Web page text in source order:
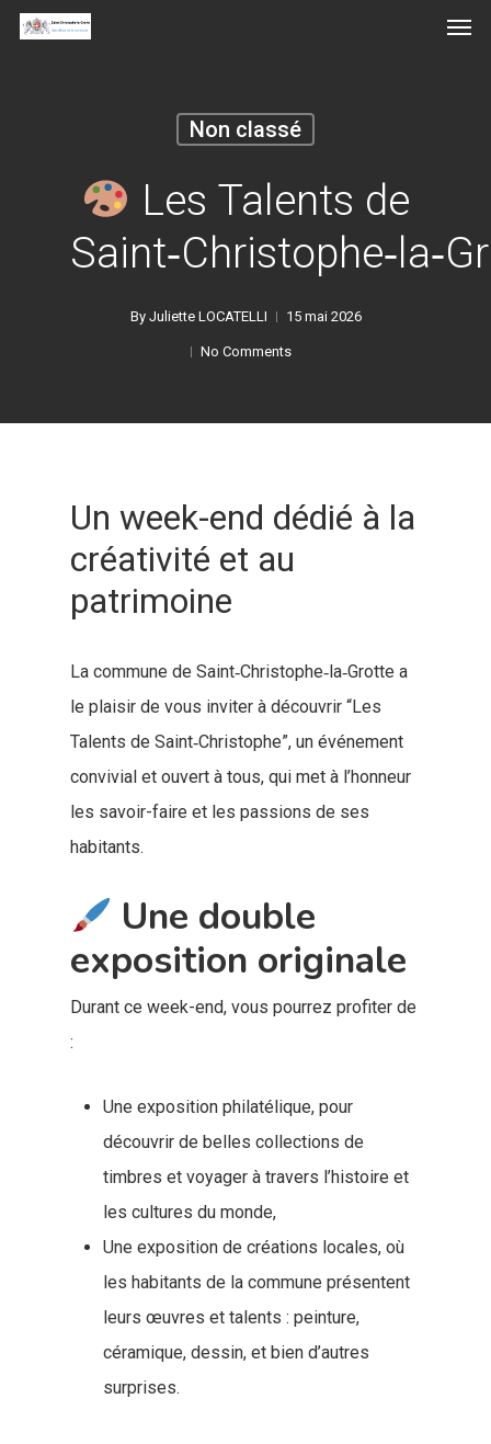
Skip
Non classé
Les Talents de
By Juliette LOCATELLI 15 mai 2026
No Comments
Un week-end dédié à la
créativité et au
patrimoine
La commune de Saint‑Christophe‑la‑Grotte a
le plaisir de vous inviter à découvrir “Les
Talents de Saint‑Christophe”, un événement
convivial et ouvert à tous, qui met à l’honneur
les savoir-faire et les passions de ses
habitants.
Une double
exposition originale
Durant ce week-end, vous pourrez profiter de
:
Une exposition philatélique, pour
découvrir de belles collections de
timbres et voyager à travers l’histoire et
les cultures du monde,
Une exposition de créations locales, où
les habitants de la commune présentent
leurs œuvres et talents : peinture,
céramique, dessin, et bien d’autres
surprises.